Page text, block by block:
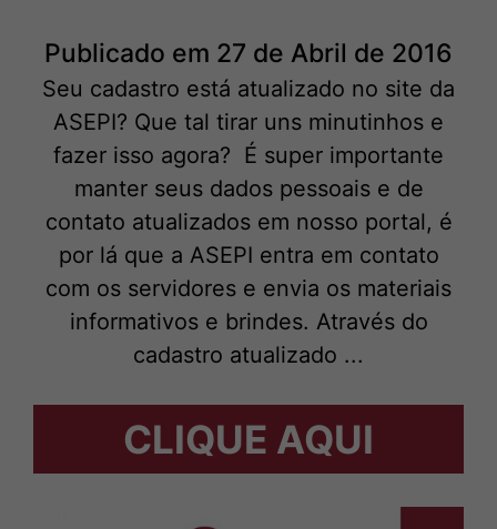
Publicado em 27 de Abril de 2016
Seu cadastro está atualizado no site da
ASEPI? Que tal tirar uns minutinhos e
fazer isso agora? É super importante
manter seus dados pessoais e de
contato atualizados em nosso portal, é
por lá que a ASEPI entra em contato
com os servidores e envia os materiais
informativos e brindes. Através do
cadastro atualizado ...
CLIQUE AQUI